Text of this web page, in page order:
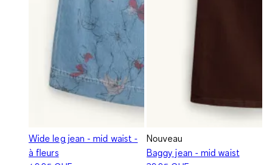
Wide leg jean - mid waist -
à fleurs
Nouveau
Baggy jean - mid waist